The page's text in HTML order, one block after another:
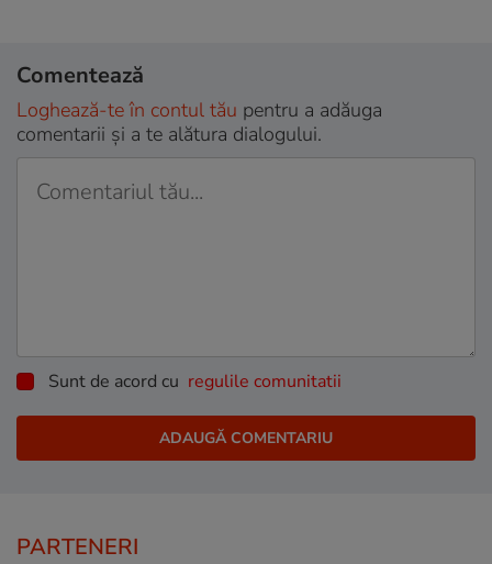
Comentează
Loghează-te în contul tău pentru a adăuga
comentarii și a te alătura dialogului.
Sunt de acord cu regulile comunitatii
PARTENERI